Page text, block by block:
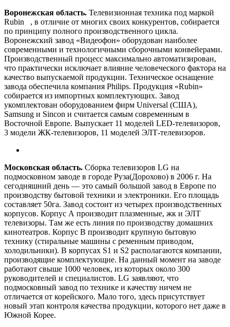
Воронежская область. Телевизионная техника под маркой
Rubin , в отличие от многих своих конкурентов, собирается
по принципу полного производственного цикла.
Воронежский завод «Видеофон» оборудован наиболее
современными и технологичными сборочными конвейерами.
Производственный процесс максимально автоматизирован,
что практически исключает влияние человеческого фактора на
качество выпускаемой продукции. Техническое оснащение
завода обеспечила компания Philips. Продукция «Rubin»
собирается из импортных комплектующих. Завод
укомплектован оборудованием фирм Universal (США),
Samsung и Sincon и считается самым современным в
Восточной Европе. Выпускает 11 моделей LED-телевизоров,
3 модели ЖК-телевизоров, 11 моделей ЭЛТ-телевизоров.
Московская область. Сборка телевизоров LG на
подмосковном заводе в городе Руза(Дорохово) в 2006 г. На
сегодняшний день — это самый большой завод в Европе по
производству бытовой техники и электроники. Его площадь
составляет 50га. Завод состоит из четырех производственных
корпусов. Корпус А производит плазменные, жк и ЭЛТ
телевизоры. Там же есть линия по производству домашних
кинотеатров. Корпус В производит крупную бытовую
технику (стиральные машины с ременным приводом,
холодильники). В корпусах S1 и S2 располагаются компании,
производящие комплектующие. На данный момент на заводе
работают свыше 1000 человек, из которых около 300
руководителей и специалистов. LG заявляют, что
подмосковный завод по технике и качеству ничем не
отличается от корейского. Мало того, здесь присутствует
новый этап контроля качества продукции, которого нет даже в
Южной Корее.